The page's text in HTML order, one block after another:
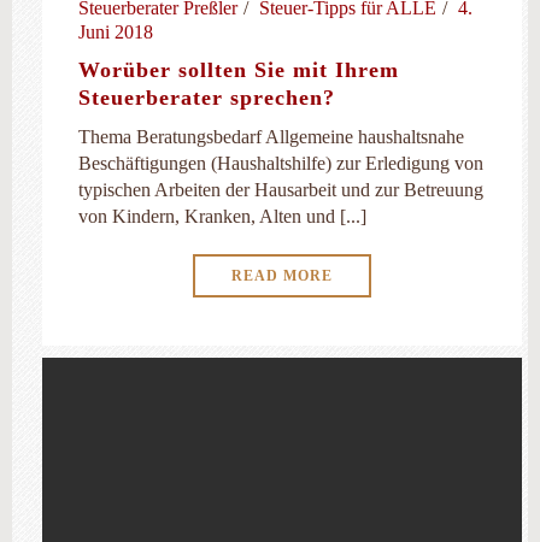
Steuerberater Preßler Steuer-Tipps für ALLE
4.
Juni 2018
Worüber sollten Sie mit Ihrem
Steuerberater sprechen?
Thema Beratungsbedarf Allgemeine haushaltsnahe
Beschäftigungen (Haushaltshilfe) zur Erledigung von
typischen Arbeiten der Hausarbeit und zur Betreuung
von Kindern, Kranken, Alten und [...]
READ MORE